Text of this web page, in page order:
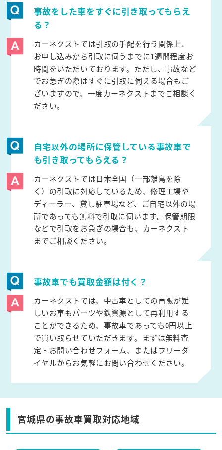
事故をした車をすぐに引き取ってもらえ
る？
カーネクストでは引取の手配を行う関係上、
お申し込みから引取に伺うまでに1週間程度お
時間をいただいております。ただし、事故など
でお急ぎの際はすぐに引取に伺える場合もご
ざいますので、一度カーネクストまでご相談く
ださい。
自宅以外の場所に保管している事故車で
も引き取ってもらえる？
カーネクストでは日本全国（一部離島を除
く）の引取に対応しているため、修理工場や
ディーラー、貸し駐車場など、ご自宅以外の場
所であっても無料で引取に伺います。保管期限
などで引取をお急ぎの場合も、カーネクスト
までご相談ください。
事故車でも買取金額は付く？
カーネクストでは、中古車としての再販が難
しいお車もパーツや鉄資源として再利用する
ことができるため、事故車であっても0円以上
で買い取らせていただきます。まずは無料査
定・お問い合わせフォーム、またはフリーダ
イヤルからお気軽にお問い合わせください。
宮城県の事故車買取対応地域